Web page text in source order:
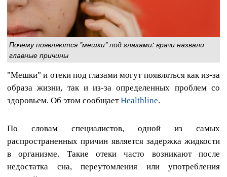
Почему появляются "мешки" под глазами: врачи назвали
главные причины
"Мешки" и отеки под глазами могут появляться как из-за
образа жизни, так и из-за определенных проблем со
здоровьем. Об этом сообщаетHealthline.
По словам специалистов, одной из самых
распространенных причин является задержка жидкости
в организме. Такие отеки часто возникают после
недостатка сна, переутомления или употребления